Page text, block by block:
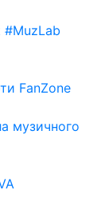
#MuzLab
FanZone
музичного